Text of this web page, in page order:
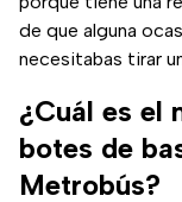
de que alguna
necesitabas tirar
¿Cuál es el
botes de
Metrobús?